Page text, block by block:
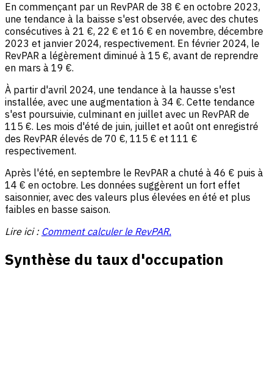
En commençant par un RevPAR de 38 € en octobre 2023,
une tendance à la baisse s'est observée, avec des chutes
consécutives à 21 €, 22 € et 16 € en novembre, décembre
2023 et janvier 2024, respectivement. En février 2024, le
RevPAR a légèrement diminué à 15 €, avant de reprendre
en mars à 19 €.
À partir d'avril 2024, une tendance à la hausse s'est
installée, avec une augmentation à 34 €. Cette tendance
s'est poursuivie, culminant en juillet avec un RevPAR de
115 €. Les mois d'été de juin, juillet et août ont enregistré
des RevPAR élevés de 70 €, 115 € et 111 €
respectivement.
Après l'été, en septembre le RevPAR a chuté à 46 € puis à
14 € en octobre. Les données suggèrent un fort effet
saisonnier, avec des valeurs plus élevées en été et plus
faibles en basse saison.
Lire ici : Comment calculer le RevPAR.
Synthèse du taux d'occupation